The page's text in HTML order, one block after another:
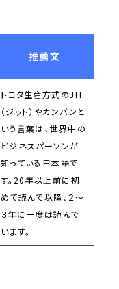
推薦文
トヨタ生産方式のJIT
（ジット）やカンバンと
いう言葉は、世界中の
ビジネスパーソンが
知っている日本語で
す。20年以上前に初
めて読んで以降、２～
３年に一度は読んで
います。